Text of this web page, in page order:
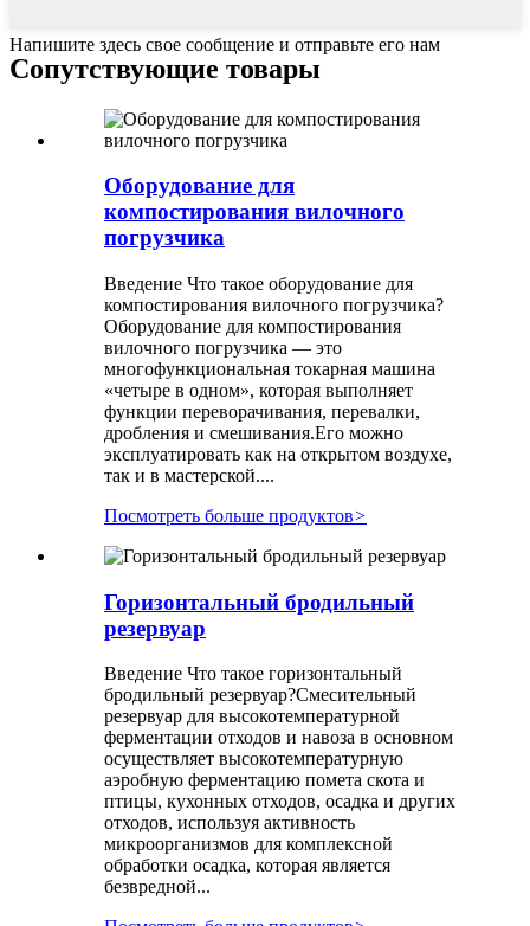
Напишите здесь свое сообщение и отправьте его нам
Сопутствующие товары
Оборудование для
компостирования вилочного
погрузчика
Введение Что такое оборудование для
компостирования вилочного погрузчика?
Оборудование для компостирования
вилочного погрузчика — это
многофункциональная токарная машина
«четыре в одном», которая выполняет
функции переворачивания, перевалки,
дробления и смешивания.Его можно
эксплуатировать как на открытом воздухе,
так и в мастерской....
Посмотреть больше продуктов>
Горизонтальный бродильный
резервуар
Введение Что такое горизонтальный
бродильный резервуар?Смесительный
резервуар для высокотемпературной
ферментации отходов и навоза в основном
осуществляет высокотемпературную
аэробную ферментацию помета скота и
птицы, кухонных отходов, осадка и других
отходов, используя активность
микроорганизмов для комплексной
обработки осадка, которая является
безвредной...